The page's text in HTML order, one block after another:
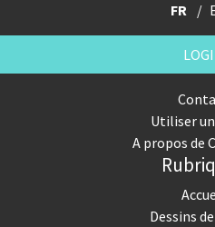
FR
Utiliser
A propos de
Dessins